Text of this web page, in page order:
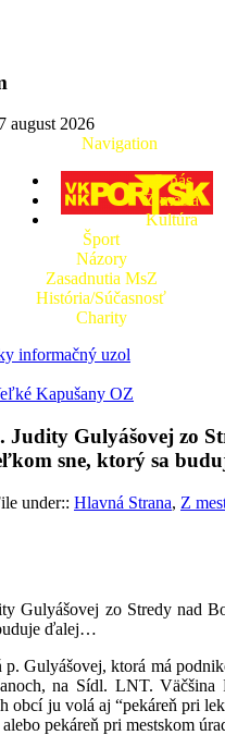
august 2026
Navigation
O nás
Z mesta
Kultúra
Šport
Názory
Zasadnutia MsZ
História/Súčasnosť
Charity
informačný uzol
Kapušany OZ
Judity Gulyášovej zo
sne, ktorý sa
under:: Hlavná Strana, Z
Gulyášovej zo Stredy nad
ďalej…
Gulyášovej, ktorá má
na Sídl. LNT. Väčšina
obcí ju volá aj “pekáreň pri
pekáreň pri mestskom